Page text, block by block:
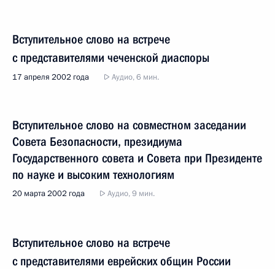
Вступительное слово на встрече
с представителями чеченской диаспоры
17 апреля 2002 года Аудио, 6 мин.
Вступительное слово на совместном заседании
Совета Безопасности, президиума
Государственного совета и Совета при Президенте
по науке и высоким технологиям
20 марта 2002 года Аудио, 9 мин.
Вступительное слово на встрече
с представителями еврейских общин России